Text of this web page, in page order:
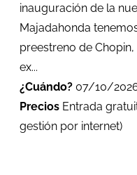
inauguración de la
Majadahonda
preestreno de
ex...
¿Cuándo? 07/10/
Precios Entrada
gestión por internet)